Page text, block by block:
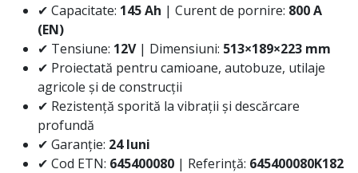
✔ Capacitate: 145 Ah | Curent de pornire: 800 A
(EN)
✔ Tensiune: 12V| Dimensiuni: 513×189×223 mm
✔ Proiectată pentru camioane, autobuze, utilaje
agricole și de construcții
✔ Rezistență sporită la vibrații și descărcare
profundă
✔ Garanție: 24 luni
✔ Cod ETN: 645400080 | Referință: 645400080K182